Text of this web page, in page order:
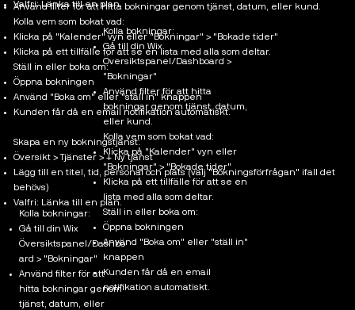
Valfri: Länka till en plan.
Använd filter för att hitta bokningar genom tjänst, datum, eller kund.
Kolla vem som bokat vad:
Klicka på "Kalender" vyn eller "Bokningar" > "Bokade tider"
Klicka på ett tillfälle för att se en lista med alla som deltar.
Ställ in eller boka om:
Öppna bokningen
Använd "Boka om" eller "ställ in" knappen
Kunden får då en email notifikation automatiskt.
Skapa en ny bokningstjänst:
Översikt > Tjänster > + Ny tjänst
Lägg till en titel, tid, personal och plats (välj "Bokningsförfrågan" ifall det
behövs)
Valfri: Länka till en plan.
Kolla bokningar:
Gå till din Wix
Översiktspanel/Dashboard >
"Bokningar"
Använd filter för att hitta
bokningar genom tjänst, datum,
eller kund.
Kolla vem som bokat vad:
Klicka på "Kalender" vyn eller
"Bokningar" > "Bokade tider"
Klicka på ett tillfälle för att se en
lista med alla som deltar.
Ställ in eller boka om:
Öppna bokningen
Använd "Boka om" eller "ställ in"
knappen
Kunden får då en email
notifikation automatiskt.
Kolla bokningar:
Gå till din Wix
Översiktspanel/Dashbo
ard > "Bokningar"
Använd filter för att
hitta bokningar genom
tjänst, datum, eller